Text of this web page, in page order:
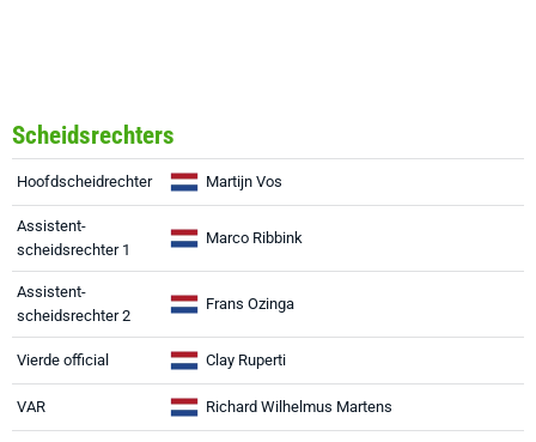
Scheidsrechters
Hoofdscheidrechter Martijn Vos
Assistent-
scheidsrechter 1
Marco Ribbink
Assistent-
scheidsrechter 2
Frans Ozinga
Vierde official Clay Ruperti
VAR Richard Wilhelmus Martens